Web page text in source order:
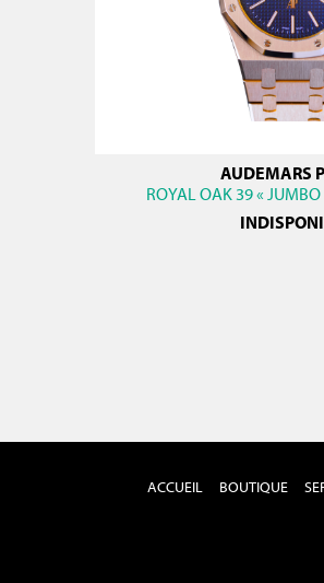
AUDEMARS
ROYAL OAK 39 «
ACCUEIL BOUTIQUE